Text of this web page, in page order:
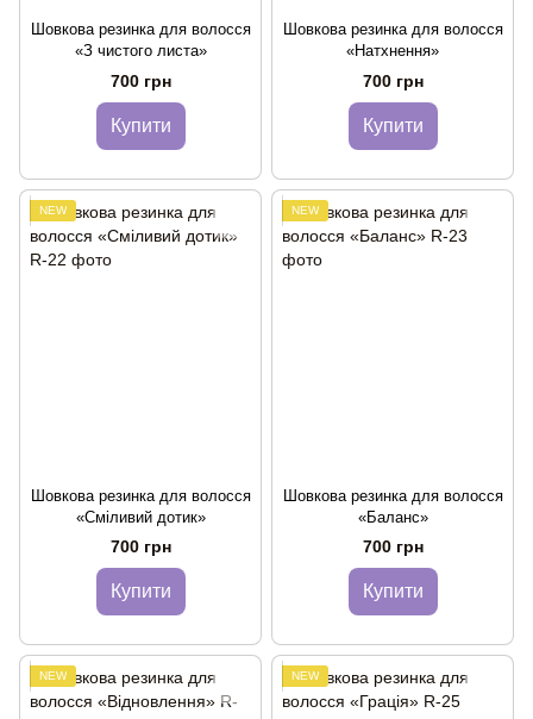
Шовкова резинка для волосся
«З чистого листа»
700 грн
Купити
Шовкова резинка для волосся
«Натхнення»
700 грн
Купити
NEW
Шовкова резинка для волосся
«Сміливий дотик»
700 грн
Купити
NEW
Шовкова резинка для волосся
«Баланс»
700 грн
Купити
NEW NEW